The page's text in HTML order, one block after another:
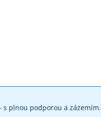
plnou podporou a zázemím.